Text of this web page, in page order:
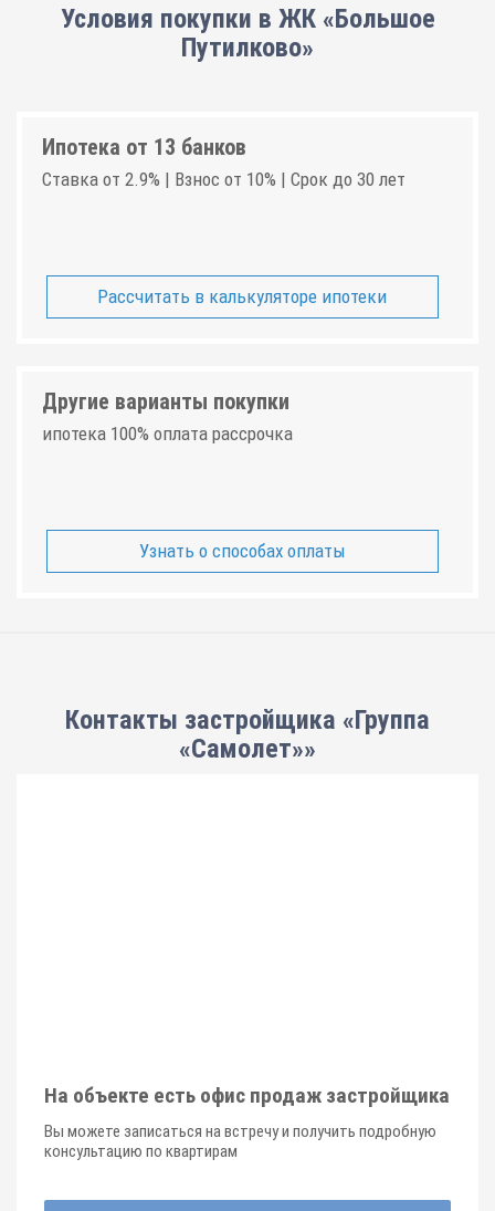
Условия покупки в ЖК «Большое
Путилково»
Ипотека от 13 банков
Ставка от 2.9% | Взнос от 10% | Срок до 30 лет
Рассчитать в калькуляторе ипотеки
Другие варианты покупки
ипотека 100% оплата рассрочка
Узнать о способах оплаты
Контакты застройщика «Группа
«Самолет»»
На объекте есть офис продаж застройщика
Вы можете записаться на встречу и получить подробную
консультацию по квартирам